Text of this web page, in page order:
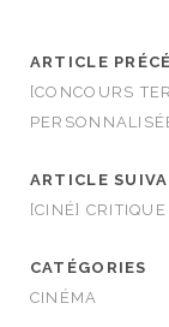
ARTICLE
[CONCOURS
ARTICLE
[CINÉ]
CATÉGORIES
CINÉMA